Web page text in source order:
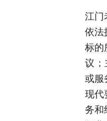
江门
依法
标的
议
或服
现代
务和